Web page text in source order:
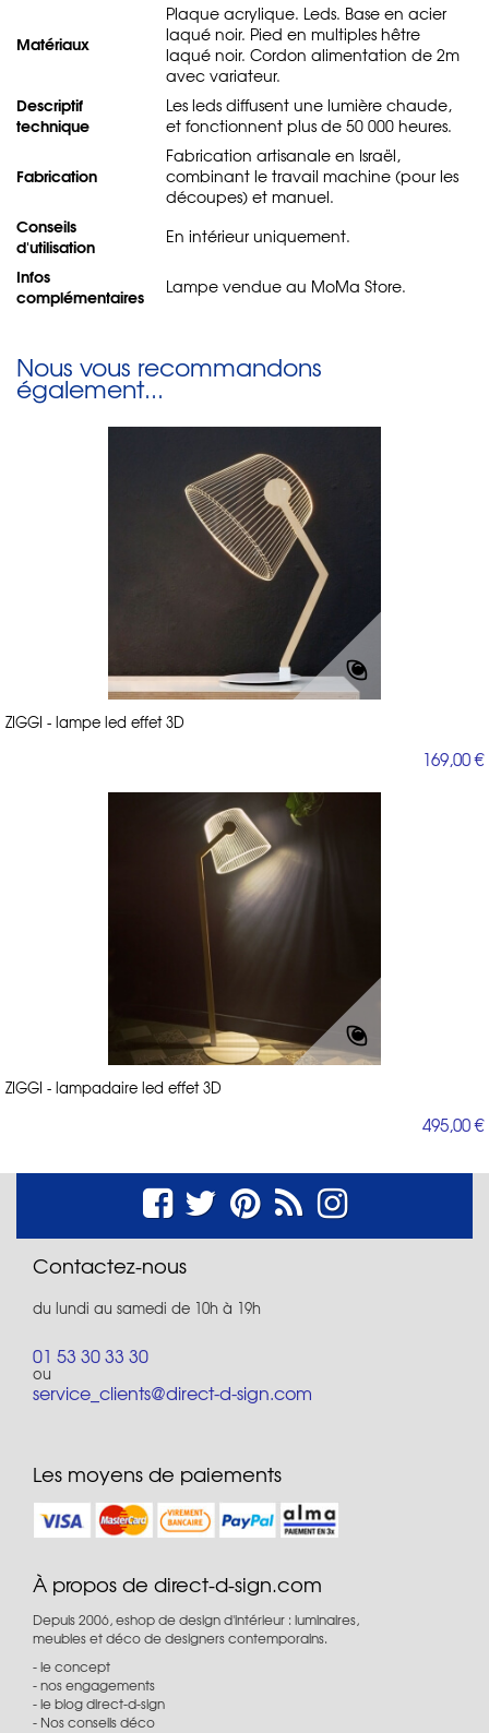
Matériaux
Plaque acrylique. Leds. Base en acier
laqué noir. Pied en multiples hêtre
laqué noir. Cordon alimentation de 2m
avec variateur.
Descriptif
technique
Les leds diffusent une lumière chaude,
et fonctionnent plus de 50 000 heures.
Fabrication
Fabrication artisanale en Israël,
combinant le travail machine (pour les
découpes) et manuel.
Conseils
d'utilisation
En intérieur uniquement.
Infos
complémentaires
Lampe vendue au MoMa Store.
Nous vous recommandons
également...
ZIGGI - lampe led effet 3D
169,00 €
ZIGGI - lampadaire led effet 3D
495,00 €
Contactez-nous
du lundi au samedi de 10h à 19h
01 53 30 33 30
ou
service_clients@direct-d-sign.com
Les moyens de paiements
À propos de direct-d-sign.com
Depuis 2006, eshop de design d'intérieur : luminaires,
meubles et déco de designers contemporains.
le concept
nos engagements
le blog direct-d-sign
Nos conseils déco